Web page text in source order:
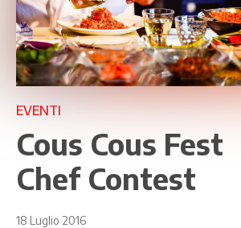
EVENTI
Cous Cous Fest
Chef Contest
18 Luglio 2016